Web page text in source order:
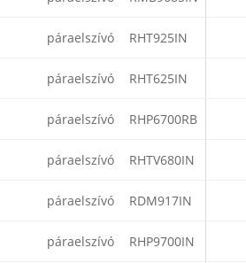
páraelszívó RHT925IN
páraelszívó RHT625IN
páraelszívó RHP6700RB
páraelszívó RHTV680IN
páraelszívó RDM917IN
páraelszívó RHP9700IN